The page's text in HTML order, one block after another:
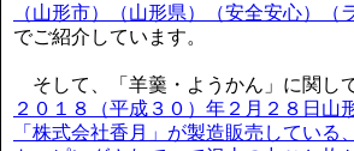
（山形市）（山形県）（安全安心）（
でご紹介しています。
そして、「羊羹・ようかん」に関して
２０１８（平成３０）年２月２８日山
「株式会社香月」が製造販売している